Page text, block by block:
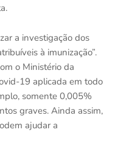
a investigação dos
à imunização”.
o Ministério da
19 aplicada em todo
somente 0,005%
graves. Ainda assim,
ajudar a